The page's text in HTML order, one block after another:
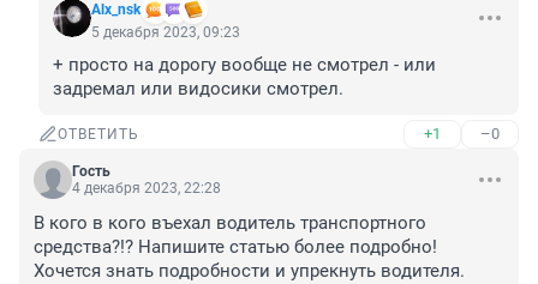
Alx_nsk
5 декабря 2023, 09:23
+ просто на дорогу вообще не смотрел - или
задремал или видосики смотрел.
ОТВЕТИТЬ +1 –0
Гость
4 декабря 2023, 22:28
В кого в кого въехал водитель транспортного
средства?!? Напишите статью более подробно!
Хочется знать подробности и упрекнуть водителя.